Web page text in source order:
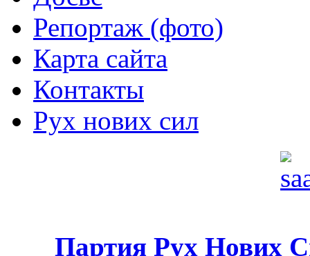
Репортаж (фото)
Карта сайта
Контакты
Рух нових сил
Партия Рух Нових